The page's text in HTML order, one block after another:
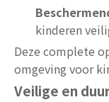
kinderen
Deze complete
omgeving voor
Veilige en